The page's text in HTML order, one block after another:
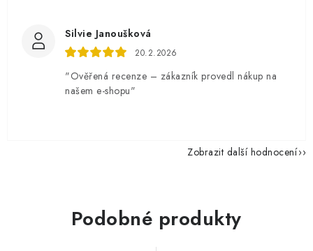
Silvie Janoušková
20.2.2026
"Ověřená recenze – zákazník provedl nákup na
našem e-shopu"
Zobrazit další hodnocení
Podobné produkty